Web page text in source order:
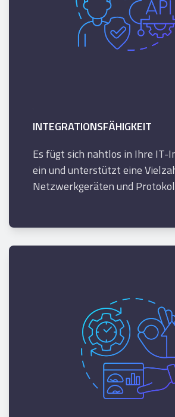
INTEGRATIONSFÄHIGKEIT
Es fügt sich nahtlos in Ihre
ein und unterstützt eine
Netzwerkgeräten und